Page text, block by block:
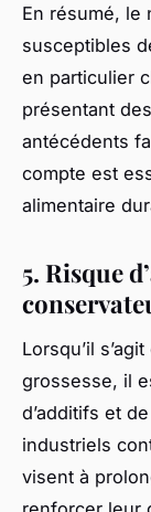
En résumé, le
susceptibles
en particulier
présentant
antécédents
compte est
alimentaire
5. Risque
Lorsqu’il
grossesse, il
d’additifs et
industriels
visent à